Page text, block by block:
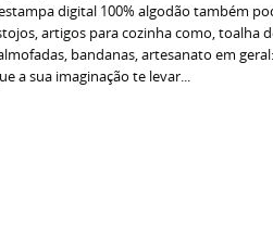
digital 100% algodão também
artigos para cozinha como, toalha
bandanas, artesanato em
a sua imaginação te levar...